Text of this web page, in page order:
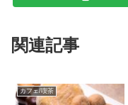
関連記事
カフェ/喫茶